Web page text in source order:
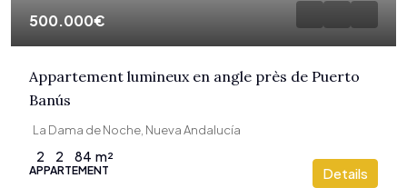
500.000€
Appartement lumineux en angle près de Puerto
Banús
La Dama de Noche, Nueva Andalucía
2 2 84 m²
APPARTEMENT Details